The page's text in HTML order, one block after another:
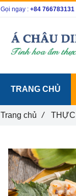
Trang chủ / THỰC
Gọi ngay : +84 766783131
TRANG CHỦ